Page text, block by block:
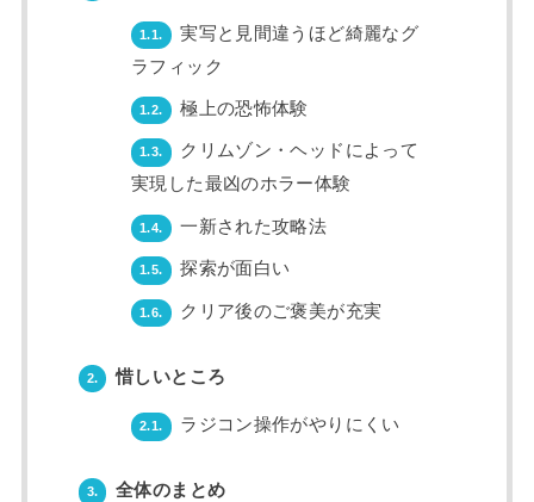
1.1.
実写と見間違うほど綺麗なグ
ラフィック
1.2. 極上の恐怖体験
1.3.
クリムゾン・ヘッドによって
実現した最凶のホラー体験
1.4. 一新された攻略法
1.5. 探索が面白い
1.6. クリア後のご褒美が充実
2. 惜しいところ
2.1. ラジコン操作がやりにくい
3. 全体のまとめ